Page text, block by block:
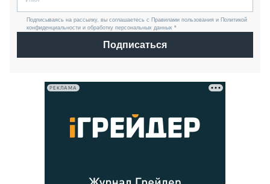
Подписываясь на рассылку, вы соглашаетесь с Правилами пользования и Политикой
конфиденциальности и обработку персональных данных *
Подписаться
РЕКЛАМА